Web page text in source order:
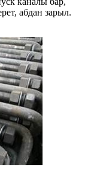
абдан зарыл.